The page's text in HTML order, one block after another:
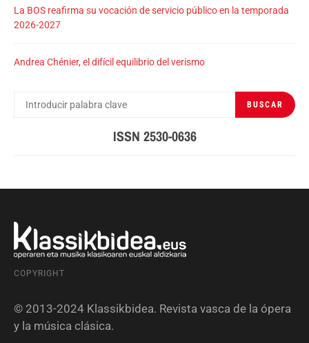
La BOS reafirma su vocación de servicio público en la temporada
2026-2027
Andrea Chénier, el difícil equilibrio del verismo
POR:
BUSCAR
ISSN 2530-0636
COPYRIGHT
© 2013-2024 Klassikbidea. Revista vasca de la ópera
y la música clásica.